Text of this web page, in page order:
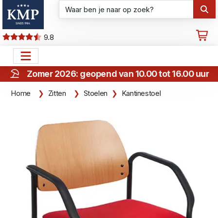
9.8
Zomer 2026: geopend van 10.00 tot 16.00 uur
Home Zitten Stoelen Kantinestoel